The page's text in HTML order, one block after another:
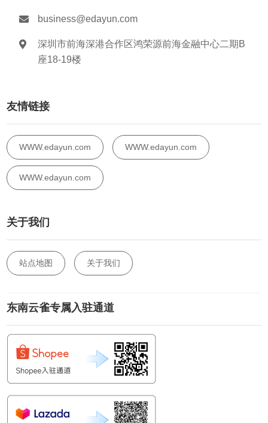
business@edayun.com
深圳市前海深港合作区鸿荣源前海金融中心二期B
座18-19楼
友情链接
WWW.edayun.com WWW.edayun.com
WWW.edayun.com
关于我们
站点地图 关于我们
东南云雀专属入驻通道